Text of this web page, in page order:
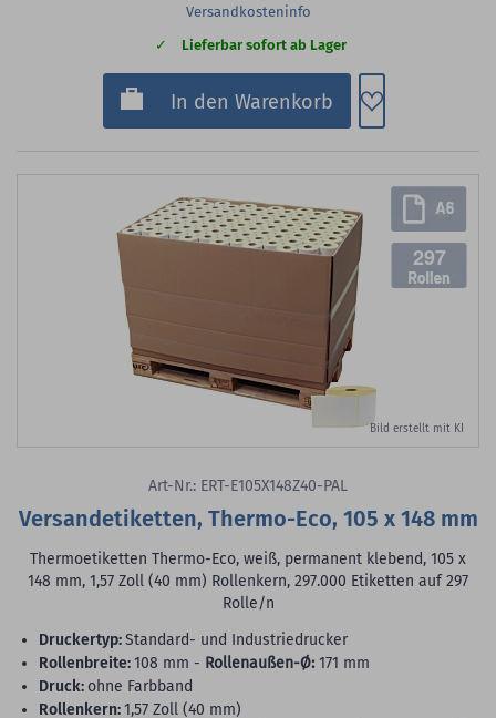
Versandkosteninfo
Lieferbar sofort ab Lager
In den Warenkorb Zum
297
Bild erstellt mit KI
Art-Nr.: ERT-E105X148Z40-PAL
Versandetiketten, Thermo-Eco, 105 x 148 mm
Thermoetiketten Thermo-Eco, weiß, permanent klebend, 105 x
148 mm, 1,57 Zoll (40 mm) Rollenkern, 297.000 Etiketten auf 297
Rolle/n
Druckertyp:Standard- und Industriedrucker
Rollenbreite:108 mm - Rollenaußen-Ø: 171 mm
Druck: ohne Farbband
Rollenkern:1,57 Zoll (40 mm)